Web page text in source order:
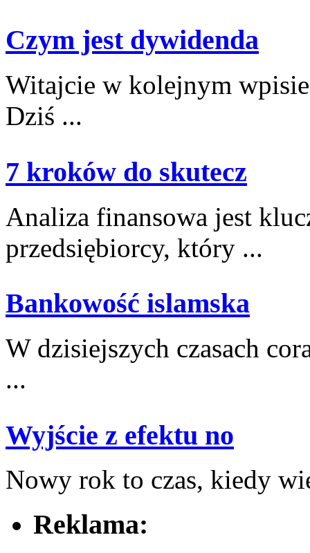
Czym jest dywidenda
Witajcie w​ kolejnym
Dziś ...
7 kroków do skutecz
Analiza finansowa ⁢jest
‌przedsiębiorcy, który ...
Bankowość islamska
W dzisiejszych‍ czasach⁢
...
Wyjście z efektu no
Nowy rok to czas, kiedy‌
Reklama: